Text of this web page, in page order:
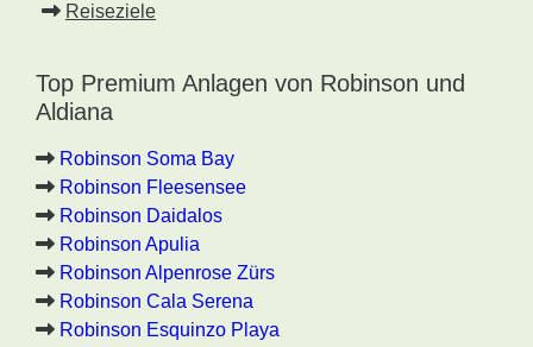
Reiseziele
Top Premium Anlagen von Robinson und
Aldiana
Robinson Soma Bay
Robinson Fleesensee
Robinson Daidalos
Robinson Apulia
Robinson Alpenrose Zürs
Robinson Cala Serena
Robinson Esquinzo Playa